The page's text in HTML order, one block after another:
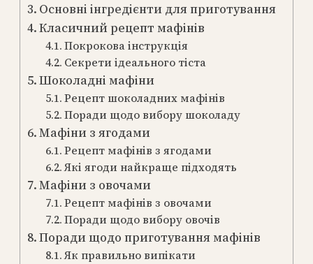
Основні інгредієнти для приготування
Класичний рецепт мафінів
Покрокова інструкція
Секрети ідеального тіста
Шоколадні мафіни
Рецепт шоколадних мафінів
Поради щодо вибору шоколаду
Мафіни з ягодами
Рецепт мафінів з ягодами
Які ягоди найкраще підходять
Мафіни з овочами
Рецепт мафінів з овочами
Поради щодо вибору овочів
Поради щодо приготування мафінів
Як правильно випікати